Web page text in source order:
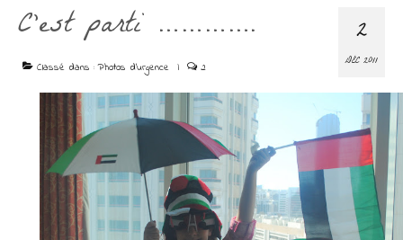
2
DÉC 2011
C’est parti ………….
Classé dans :Photos d'urgence | 2